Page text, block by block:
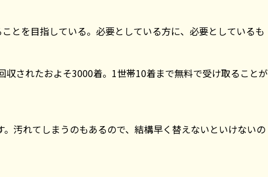
とを目指している。必要としている方に、必要としているも
されたおよそ3000着。1世帯10着まで無料で受け取ることが
汚れてしまうのもあるので、結構早く替えないといけないの